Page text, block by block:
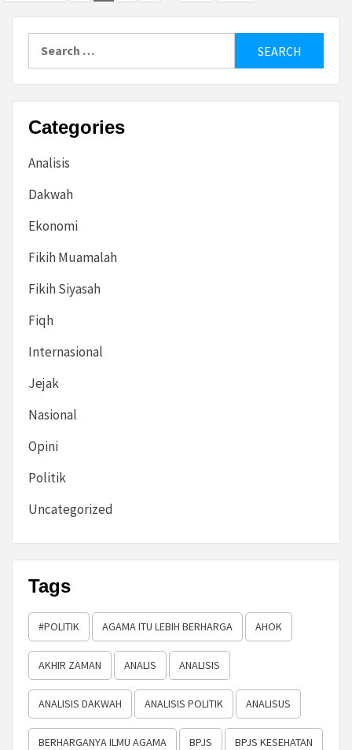
pagination
Categories
Analisis
Dakwah
Ekonomi
Fikih Muamalah
Fikih Siyasah
Fiqh
Internasional
Jejak
Nasional
Opini
Politik
Uncategorized
Tags
#POLITIK AGAMA ITU LEBIH BERHARGA AHOK
AKHIR ZAMAN ANALIS ANALISIS
ANALISIS DAKWAH ANALISIS POLITIK ANALISUS
BERHARGANYA ILMU AGAMA BPJS BPJS KESEHATAN